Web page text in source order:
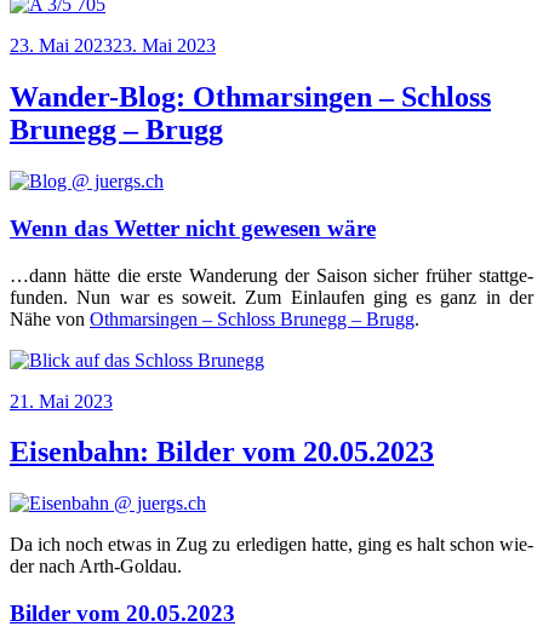
Veröffentlicht
23. Mai 202323. Mai 2023
Wander-Blog: Othmarsingen – Schloss
Brunegg – Brugg
Wenn das Wetter nicht gewesen wäre
…dann hät­te die ers­te Wan­de­rung der Sai­son sicher frü­her statt­ge­
fun­den. Nun war es soweit. Zum Ein­lau­fen ging es ganz in der
Nähe von Oth­mar­sin­gen – Schloss Bru­negg – Brugg.
Veröffentlicht
21. Mai 2023
Eisenbahn: Bilder vom 20.05.2023
Da ich noch etwas in Zug zu erle­di­gen hat­te, ging es halt schon wie­
der nach Arth-Goldau.
Bilder vom 20.05.2023